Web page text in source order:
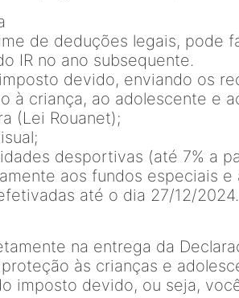
de deduções legais, pode
IR no ano subsequente.
devido, enviando os
à criança, ao adolescente e
(Lei Rouanet);
desportivas (até 7% a
aos fundos especiais
até o dia 27/12/2024.
na entrega da
às crianças e
imposto devido, ou seja,